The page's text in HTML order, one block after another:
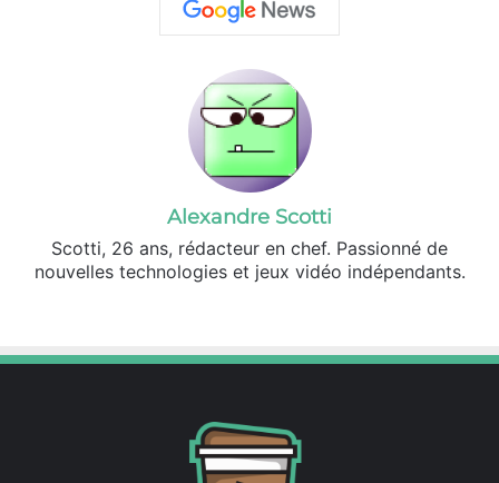
Alexandre Scotti
Scotti, 26 ans, rédacteur en chef. Passionné de
nouvelles technologies et jeux vidéo indépendants.